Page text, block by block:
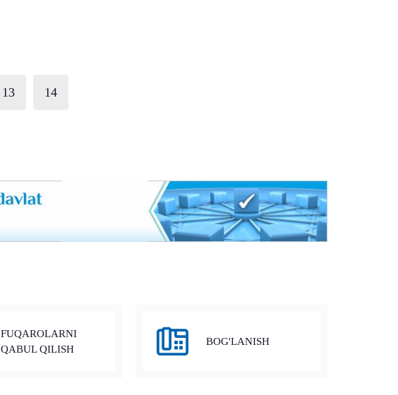
13 14
FUQAROLARNI
QABUL QILISH
BOG'LANISH